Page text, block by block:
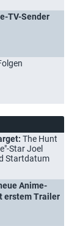
TV-Sender
The Hunt
Star Joel
Startdatum
Anime-
erstem Trailer